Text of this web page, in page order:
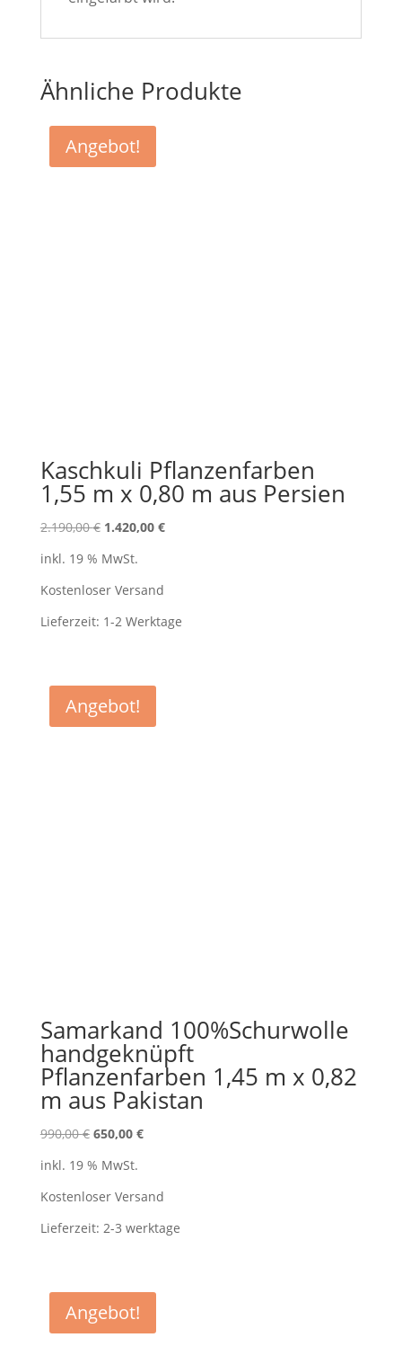
Ähnliche Produkte
Angebot!
Kaschkuli Pflanzenfarben
1,55 m x 0,80 m aus Persien
2.190,00€ Ursprünglicher
war:
2.190,00 €
1.420,00 €Aktueller
inkl. 19 % MwSt.
Kostenloser Versand
Lieferzeit: 1-2 Werktage
Angebot!
Samarkand 100%Schurwolle
handgeknüpft
Pflanzenfarben 1,45 m x 0,82
m aus Pakistan
990,00€ Ursprünglicher
war:
990,00 €
650,00 €Aktueller
650,00 €.
inkl. 19 % MwSt.
Kostenloser Versand
Lieferzeit: 2-3 werktage
Angebot!